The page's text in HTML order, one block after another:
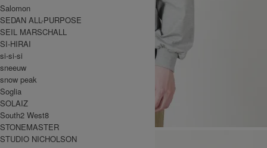
Salomon
SEDAN ALL-PURPOSE
SEIL MARSCHALL
SI-HIRAI
si-si-si
sneeuw
snow peak
Soglia
SOLAIZ
South2 West8
STONEMASTER
STUDIO NICHOLSON